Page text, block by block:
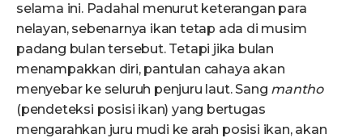
selama ini. Padahal menurut keterangan para
nelayan, sebenarnya ikan tetap ada di musim
padang bulan tersebut. Tetapi jika bulan
menampakkan diri, pantulan cahaya akan
menyebar ke seluruh penjuru laut. Sang mantho
(pendeteksi posisi ikan) yang bertugas
mengarahkan juru mudi ke arah posisi ikan, akan